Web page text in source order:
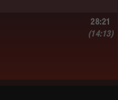
28:21
(14:13)